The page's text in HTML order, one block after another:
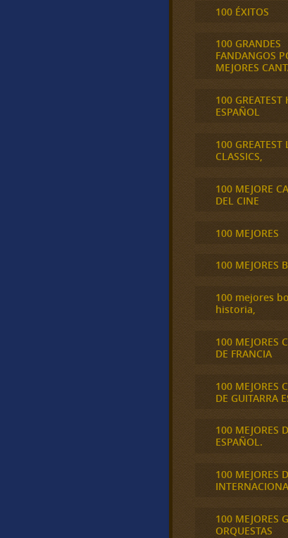
100 ÉXITOS
100 GRANDES
FANDANGOS
MEJORES
100 GREATEST
ESPAÑOL
100 GREATEST
CLASSICS,
100 MEJORE
DEL CINE
100 MEJORES
100 MEJORES
100 mejores
historia,
100 MEJORES
DE FRANCIA
100 MEJORES
DE GUITARRA
100 MEJORES
ESPAÑOL.
100 MEJORES
100 MEJORES
ORQUESTAS